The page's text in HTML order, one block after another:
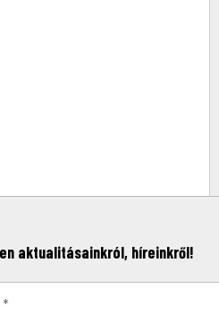
aktualitásainkról, híreinkről!